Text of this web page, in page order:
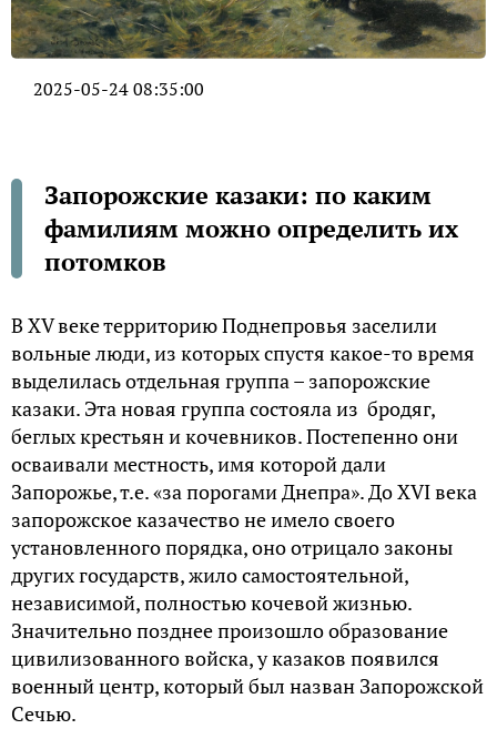
2025-05-24 08:35:00
Запорожские казаки: по каким
фамилиям можно определить их
потомков
В XV веке территорию Поднепровья заселили
вольные люди, из которых спустя какое-то время
выделилась отдельная группа – запорожские
казаки. Эта новая группа состояла из бродяг,
беглых крестьян и кочевников. Постепенно они
осваивали местность, имя которой дали
Запорожье, т.е. «за порогами Днепра». До XVI века
запорожское казачество не имело своего
установленного порядка, оно отрицало законы
других государств, жило самостоятельной,
независимой, полностью кочевой жизнью.
Значительно позднее произошло образование
цивилизованного войска, у казаков появился
военный центр, который был назван Запорожской
Сечью.